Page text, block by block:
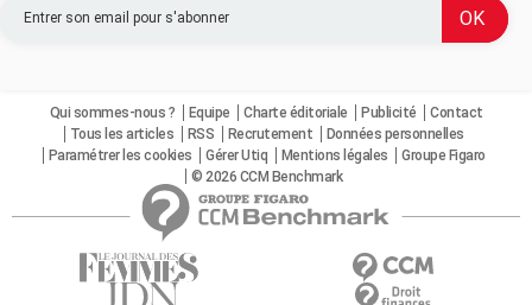
Qui sommes-nous ? Equipe Charte éditoriale Publicité
Contact
Tous les articles
RSS Recrutement
Données personnelles
Paramétrer les cookies
Gérer Utiq Mentions légales
Groupe Figaro
© 2026 CCM Benchmark